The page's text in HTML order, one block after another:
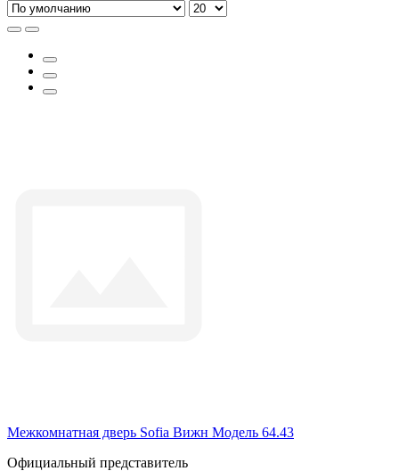
Межкомнатная дверь Sofia Вижн Модель 64.43
Официальный представитель